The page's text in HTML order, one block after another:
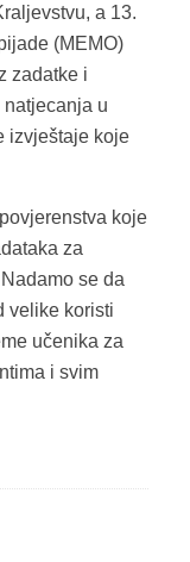
a 13.
(MEMO)
zadatke i
u
izvještaje koje
koje
za
se da
velike koristi
učenika za
i svim